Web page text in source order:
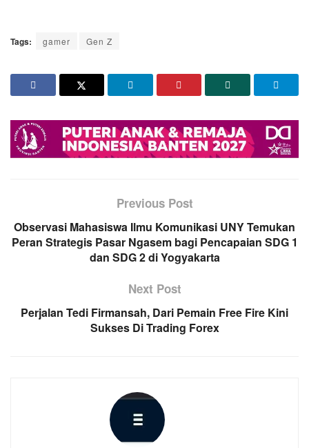
Tags: gamer Gen Z
Previous Post
Observasi Mahasiswa Ilmu Komunikasi UNY Temukan
Peran Strategis Pasar Ngasem bagi Pencapaian SDG 1
dan SDG 2 di Yogyakarta
Next Post
Perjalan Tedi Firmansah, Dari Pemain Free Fire Kini
Sukses Di Trading Forex